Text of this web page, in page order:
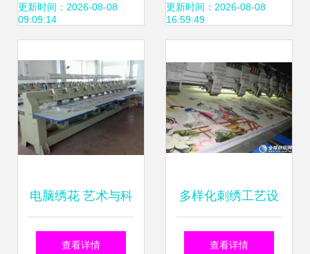
精湛之美
更新时间：2026-08-08
09:09:14
品质为先——专业
更新时间：2026-08-08
16:59:49
电脑绣花 艺术与科
技的完美交织
查看详情
多样化刺绣工艺设
备的创新工厂与批
查看详情